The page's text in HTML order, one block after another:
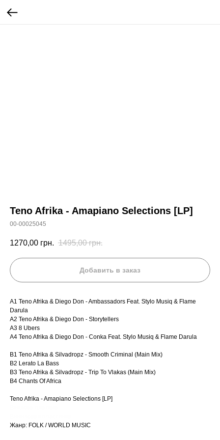
Teno Afrika - Amapiano Selections [LP]
00-00025045
1270,00 грн. 1495,00 грн.
Добавить в заказ
A1 Teno Afrika & Diego Don - Ambassadors Feat. Stylo Musiq & Flame
Darula
A2 Teno Afrika & Diego Don - Storytellers
A3 8 Ubers
A4 Teno Afrika & Diego Don - Conka Feat. Stylo Musiq & Flame Darula
B1 Teno Afrika & Silvadropz - Smooth Criminal (Main Mix)
B2 Lerato La Bass
B3 Teno Afrika & Silvadropz - Trip To Vlakas (Main Mix)
B4 Chants Of Africa
Teno Afrika - Amapiano Selections [LP]
Жанр: FOLK / WORLD MUSIC